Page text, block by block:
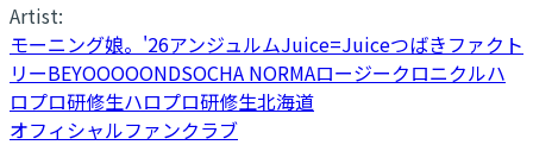
Artist:
モーニング娘。'26アンジュルムJuice=Juiceつばきファクト
リーBEYOOOOONDSOCHA NORMAロージークロニクルハ
ロプロ研修生ハロプロ研修生北海道
オフィシャルファンクラブ